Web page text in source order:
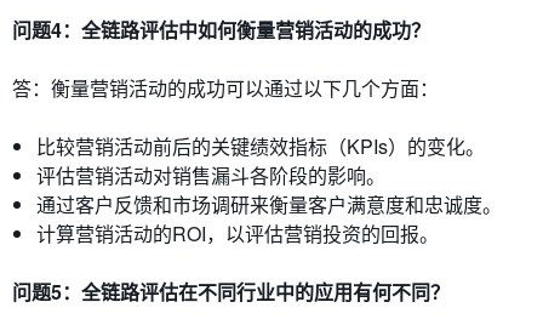
问题4：全链路评估中如何衡量营销活动的成功？
答：衡量营销活动的成功可以通过以下几个方面：
比较营销活动前后的关键绩效指标（KPIs）的变化。
评估营销活动对销售漏斗各阶段的影响。
通过客户反馈和市场调研来衡量客户满意度和忠诚度。
计算营销活动的ROI，以评估营销投资的回报。
问题5：全链路评估在不同行业中的应用有何不同？